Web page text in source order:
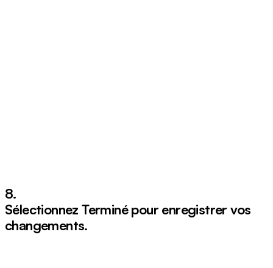
8.
SélectionnezTerminépour enregistrer vos
changements.